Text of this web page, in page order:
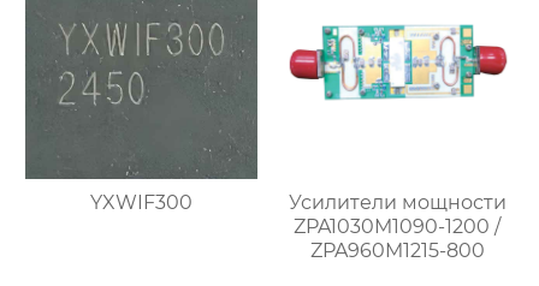
YXWIF300
Усилители мощности
ZPA1030M1090-1200 /
ZPA960M1215-800